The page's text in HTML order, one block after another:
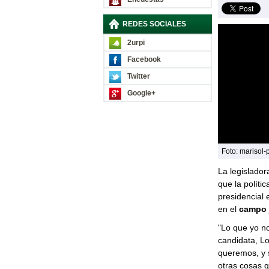
REDES SOCIALES
2urpi
Facebook
Twitter
Google+
Foto:
La
que la
presidencial
en el
"Lo que yo
candidata,
queremos, y
otras cosas